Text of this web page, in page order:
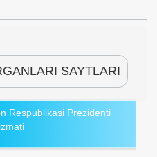
SAYTLARI
Respublikasi Prezidenti